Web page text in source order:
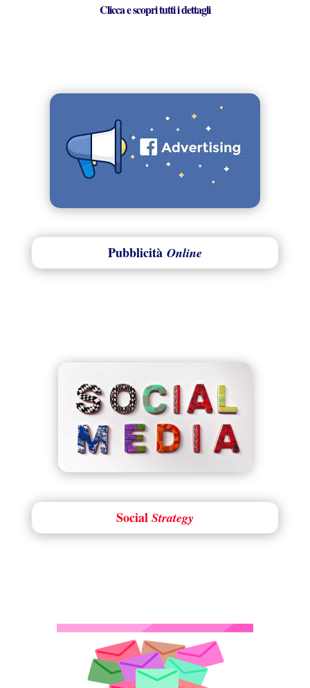
Clicca e scopri tutti i dettagli
PubblicitàOnline
Social Strategy